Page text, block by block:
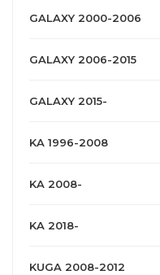
GALAXY 2000-2006
GALAXY 2006-2015
GALAXY 2015-
KA 1996-2008
KA 2008-
KA 2018-
KUGA 2008-2012